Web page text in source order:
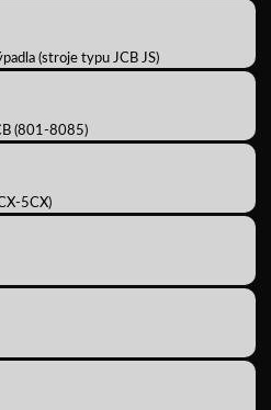
(stroje typu JCB JS)
(801-8085)
5CX)